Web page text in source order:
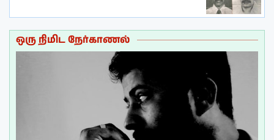
ஒரு நிமிட நேர்காணல்